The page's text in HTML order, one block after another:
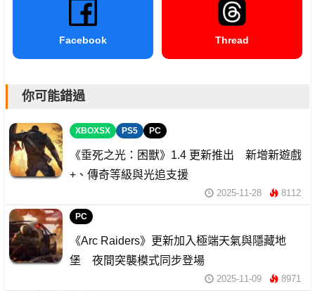
Facebook Thread
你可能錯過
XBOXSX PS5 PC
《垂死之光：困獸》1.4 更新推出 新增新遊戲
+、傳奇等級與光追支援
2025-11-28 8112
PC
《Arc Raiders》更新加入極端天氣與隱藏地
堡 夜間突襲模式同步登場
2025-11-09 8971